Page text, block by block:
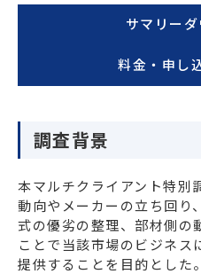
サマリー
料金・申し
調査背景
本マルチクライアント特別
動向やメーカーの立ち回り
式の優劣の整理、部材側の
ことで当該市場のビジネス
提供することを目的とした。